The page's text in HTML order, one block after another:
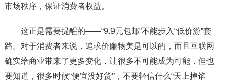
市场秩序，保证消费者权益。
这正是需要提醒的——“9.9元包邮”不能步入“低价游”套
路。对于消费者来说，追求价廉物美是可以的，而且互联网
确实给商业带来了更多变化，让很多不可能成为可能，但也
要知道，很多时候“便宜没好货”，不要轻信什么“天上掉馅